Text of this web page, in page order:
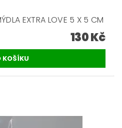
EXTRA LOVE 5 X 5 CM
130 Kč